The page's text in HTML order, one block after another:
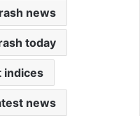
news
today
indices
news